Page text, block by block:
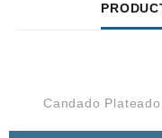
Candado Plateado